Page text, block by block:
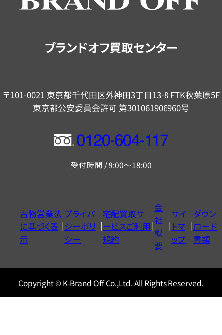
ブランドオフ買取センター
〒101-0021 東京都千代田区外神田3丁目13-8 FTK秋葉原5F
東京都公安委員会許可 第301061906960号
フ
ー
ヤ
ル
0120604117
受付時間 / 9:00～18:00
古物営業法
に基づく表
示
プライバ
シーポリ
シー
宅配買取サ
ービスご利用
規約
会
社
概
要
サイ
トマ
ップ
ダウン
ロード
書類
Copyright © K-Brand Off Co.,Ltd. All Rights Reserved.